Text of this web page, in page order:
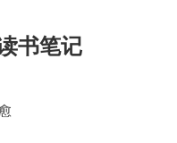
书笔记